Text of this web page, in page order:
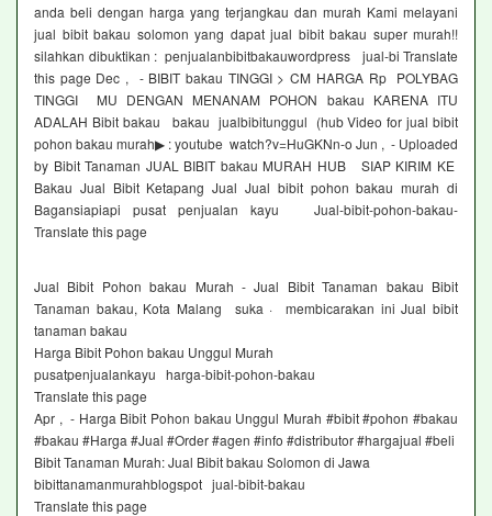
anda beli dengan harga yang terjangkau dan murah Kami melayani
jual bibit bakau solomon yang dapat jual bibit bakau super murah!!
silahkan dibuktikan : penjualanbibitbakauwordpress jual-bi Translate
this page Dec , - BIBIT bakau TINGGI > CM HARGA Rp POLYBAG
TINGGI MU DENGAN MENANAM POHON bakau KARENA ITU
ADALAH Bibit bakau bakau jualbibitunggul (hub Video for jual bibit
pohon bakau murah▶ : youtube watch?v=HuGKNn-o Jun , - Uploaded
by Bibit Tanaman JUAL BIBIT bakau MURAH HUB SIAP KIRIM KE
Bakau Jual Bibit Ketapang Jual Jual bibit pohon bakau murah di
Bagansiapiapi pusat penjualan kayu Jual-bibit-pohon-bakau-
Translate this page
Jual Bibit Pohon bakau Murah - Jual Bibit Tanaman bakau Bibit
Tanaman bakau, Kota Malang suka · membicarakan ini Jual bibit
tanaman bakau
Harga Bibit Pohon bakau Unggul Murah
pusatpenjualankayu harga-bibit-pohon-bakau
Translate this page
Apr , - Harga Bibit Pohon bakau Unggul Murah #bibit #pohon #bakau
#bakau #Harga #Jual #Order #agen #info #distributor #hargajual #beli
Bibit Tanaman Murah: Jual Bibit bakau Solomon di Jawa
bibittanamanmurahblogspot jual-bibit-bakau
Translate this page